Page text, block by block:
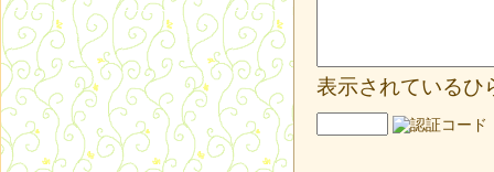
表示されているひ